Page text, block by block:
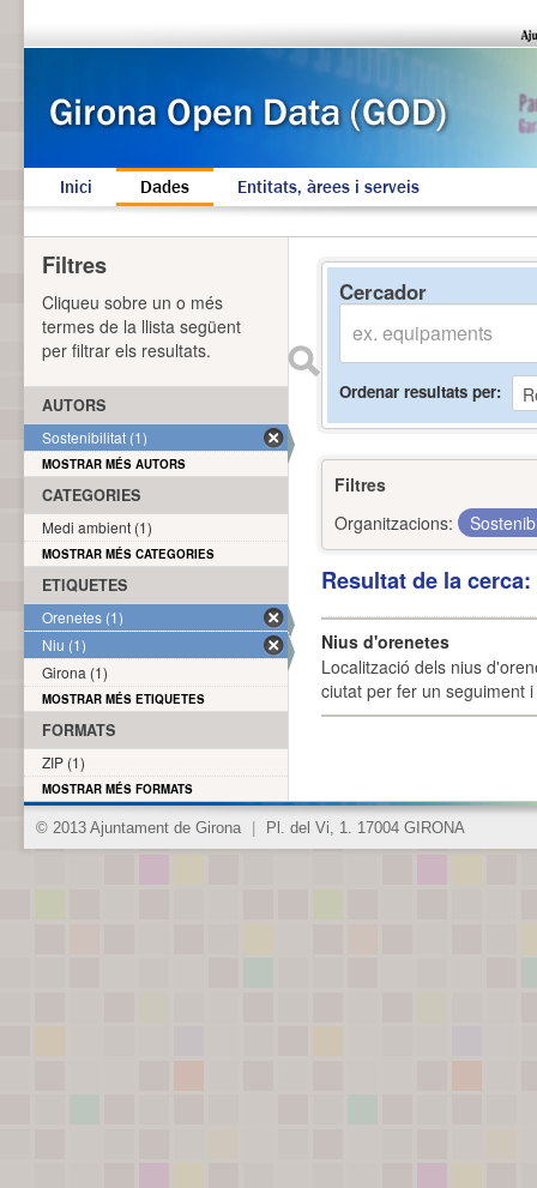
Inici Dades Entitats, àrees i serveis
Cercador
Ordenar resultats per
Filtres
Organitzacions:
Resultat de la
Nius d'orenetes
Localització dels nius
ciutat per fer un seguiment
Filtres
Cliqueu sobre un o més
termes de la llista següent
per filtrar els resultats.
AUTORS
Sostenibilitat (1)
MOSTRAR MÉS AUTORS
CATEGORIES
Medi ambient (1)
MOSTRAR MÉS CATEGORIES
ETIQUETES
Orenetes (1)
Niu (1)
Girona (1)
MOSTRAR MÉS ETIQUETES
FORMATS
ZIP (1)
MOSTRAR MÉS FORMATS
© 2013 Ajuntament de Girona Pl. del Vi, 1. 17004 GIRONA